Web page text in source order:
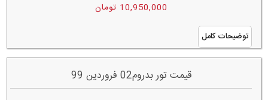
10,950,000 تومان
توضیحات کامل
قیمت تور بدروم02 فروردین 99